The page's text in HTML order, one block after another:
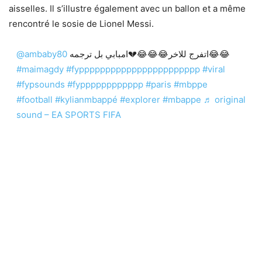
aisselles. Il s’illustre également avec un ballon et a même
rencontré le sosie de Lionel Messi.
@ambaby80
اتفرج للاخر😂😂😂💔امبابي بل ترجمه😂😂
#maimagdy #fyppppppppppppppppppppppp #viral
#fypsounds #fypppppppppppp #paris #mbppe
#football #kylianmbappé #explorer #mbappe ♬ original
sound – EA SPORTS FIFA